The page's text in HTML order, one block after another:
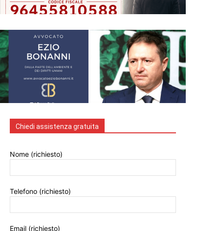
Chiedi assistenza gratuita
Nome (richiesto)
Telefono (richiesto)
Email (richiesto)